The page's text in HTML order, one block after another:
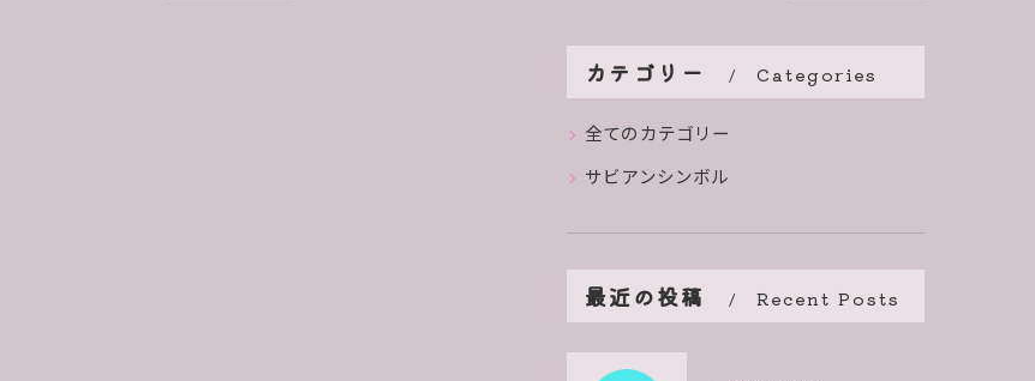
カテゴリー Categories
全てのカテゴリー
サビアンシンボル
最近の投稿 Recent Posts